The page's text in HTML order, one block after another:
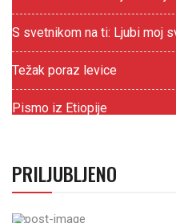
S svetnikom na ti: Ljubi moj
Težak poraz levice
Pismo iz Etiopije
PRILJUBLJENO